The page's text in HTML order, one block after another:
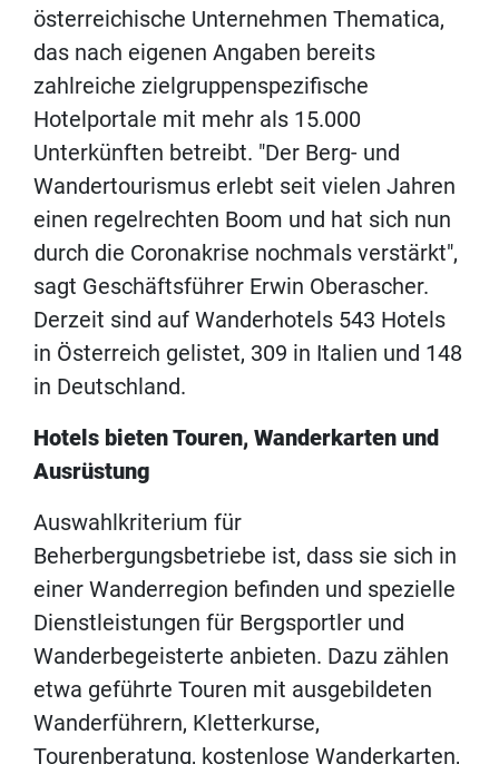
österreichische Unternehmen Thematica,
das nach eigenen Angaben bereits
zahlreiche zielgruppenspezifische
Hotelportale mit mehr als 15.000
Unterkünften betreibt. "Der Berg- und
Wandertourismus erlebt seit vielen Jahren
einen regelrechten Boom und hat sich nun
durch die Coronakrise nochmals verstärkt",
sagt Geschäftsführer Erwin Oberascher.
Derzeit sind auf Wanderhotels 543 Hotels
in Österreich gelistet, 309 in Italien und 148
in Deutschland.
Hotels bieten Touren, Wanderkarten und
Ausrüstung
Auswahlkriterium für
Beherbergungsbetriebe ist, dass sie sich in
einer Wanderregion befinden und spezielle
Dienstleistungen für Bergsportler und
Wanderbegeisterte anbieten. Dazu zählen
etwa geführte Touren mit ausgebildeten
Wanderführern, Kletterkurse,
Tourenberatung, kostenlose Wanderkarten,